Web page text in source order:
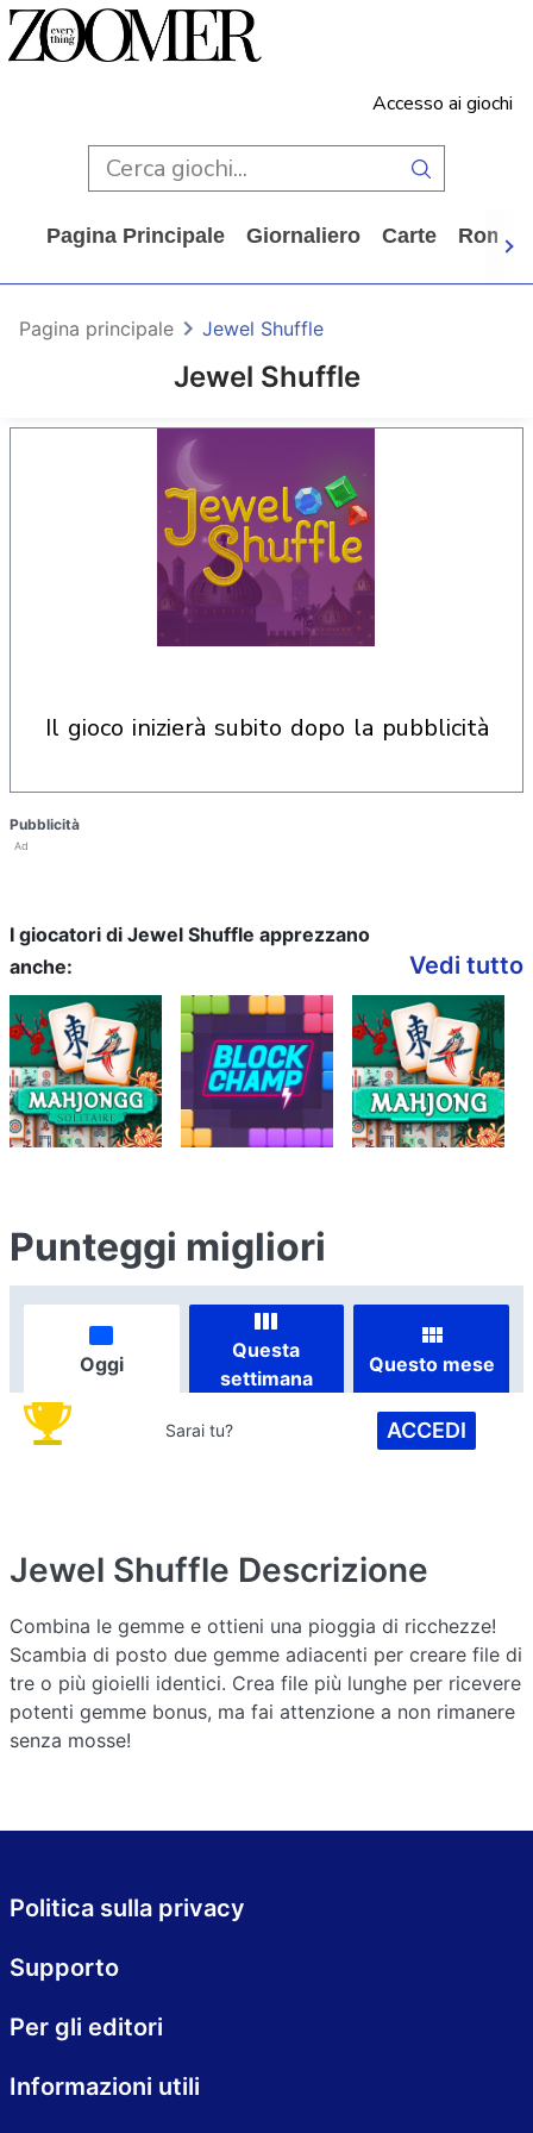
Accesso ai giochi
Pagina Principale Giornaliero Carte
Jewel Shuffle
Pagina principale Jewel Shuffle
il gioco inizierà subito dopo la pubblicità
Pubblicità
Ad
I giocatori di Jewel Shuffle apprezzano
anche:
Vedi tutto
Punteggi migliori
Oggi
Questa
settimana
Questo mese
Sarai tu? ACCEDI
Jewel Shuffle Descrizione
Combina le gemme e ottieni una pioggia di ricchezze!
Scambia di posto due gemme adiacenti per creare file di
tre o più gioielli identici. Crea file più lunghe per ricevere
potenti gemme bonus, ma fai attenzione a non rimanere
senza mosse!
Politica sulla privacy
Supporto
Per gli editori
Informazioni utili